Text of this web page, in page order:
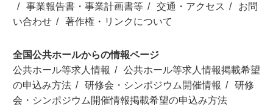
事業報告書・事業計画書等
交通・アクセス
お問
い合わせ
著作権・リンクについて
全国公共ホールからの情報ページ
公共ホール等求人情報
公共ホール等求人情報掲載希望
の申込み方法
研修会・シンポジウム開催情報
研修
会・シンポジウム開催情報掲載希望の申込み方法